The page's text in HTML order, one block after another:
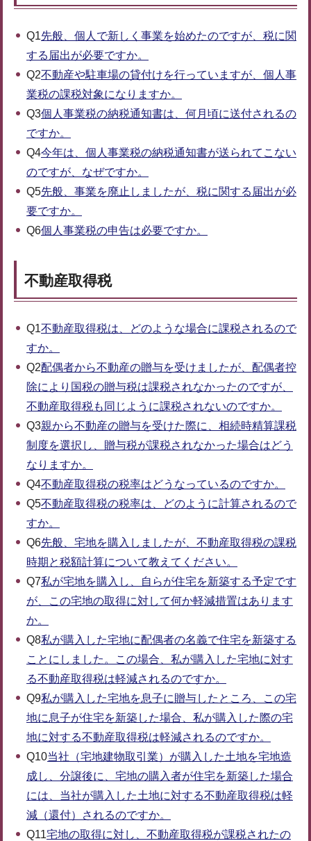
Q1先般、個人で新しく事業を始めたのですが、税に関
する届出が必要ですか。
Q2不動産や駐車場の貸付けを行っていますが、個人事
業税の課税対象になりますか。
Q3個人事業税の納税通知書は、何月頃に送付されるの
ですか。
Q4今年は、個人事業税の納税通知書が送られてこない
のですが、なぜですか。
Q5先般、事業を廃止しましたが、税に関する届出が必
要ですか。
Q6個人事業税の申告は必要ですか。
不動産取得税
Q1不動産取得税は、どのような場合に課税されるので
すか。
Q2配偶者から不動産の贈与を受けましたが、配偶者控
除により国税の贈与税は課税されなかったのですが、
不動産取得税も同じように課税されないのですか。
Q3親から不動産の贈与を受けた際に、相続時精算課税
制度を選択し、贈与税が課税されなかった場合はどう
なりますか。
Q4不動産取得税の税率はどうなっているのですか。
Q5不動産取得税の税率は、どのように計算されるので
すか。
Q6先般、宅地を購入しましたが、不動産取得税の課税
時期と税額計算について教えてください。
Q7私が宅地を購入し、自らが住宅を新築する予定です
が、この宅地の取得に対して何か軽減措置はあります
か。
Q8私が購入した宅地に配偶者の名義で住宅を新築する
ことにしました。この場合、私が購入した宅地に対す
る不動産取得税は軽減されるのですか。
Q9私が購入した宅地を息子に贈与したところ、この宅
地に息子が住宅を新築した場合、私が購入した際の宅
地に対する不動産取得税は軽減されるのですか。
Q10当社（宅地建物取引業）が購入した土地を宅地造
成し、分譲後に、宅地の購入者が住宅を新築した場合
には、当社が購入した土地に対する不動産取得税は軽
減（還付）されるのですか。
Q11宅地の取得に対し、不動産取得税が課税されたの